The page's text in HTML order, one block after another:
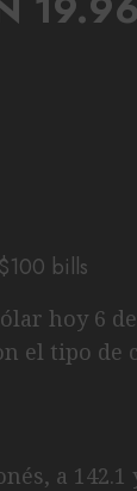
bills
hoy 6
el tipo
a